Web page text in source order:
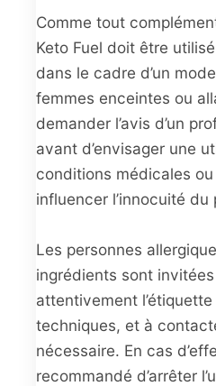
Comme tout
Keto Fuel doit être
dans le cadre d’un
femmes enceintes ou
demander l’avis d’un
avant d’envisager une
conditions médicales
influencer l’innocuité du
Les personnes
ingrédients sont
attentivement
techniques, et à
nécessaire. En cas
recommandé d’arrêter